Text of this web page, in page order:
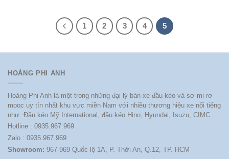
1 2 3 4 5
HOÀNG PHI ANH
Hoàng Phi Anh là một trong những đại lý bán xe đầu kéo và sơ mi rơ
mooc uy tín nhất khu vực miền Nam với nhiều thương hiệu xe nổi tiếng
như: Đầu kéo Mỹ International, đầu kéo Hino, Hyundai, Isuzu, CIMC…
Hotline : 0935.967.969
Zalo : 0935.967.969
Showroom: 967-969 Quốc lộ 1A, P. Thới An, Q.12, TP. HCM